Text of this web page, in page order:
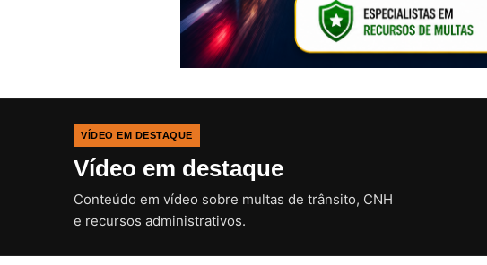
VÍDEO EM DESTAQUE
Vídeo em destaque
Conteúdo em vídeo sobre multas de trânsito, CNH
e recursos administrativos.